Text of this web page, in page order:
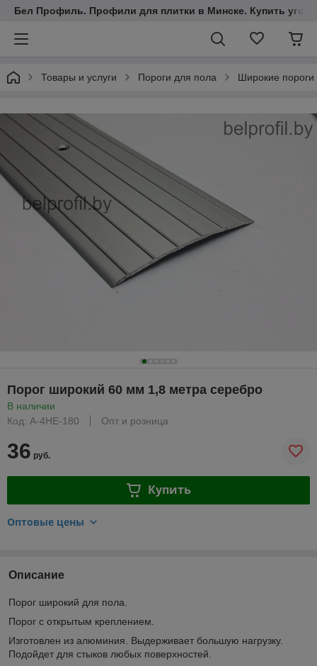
Бел Профиль. Профили для плитки в Минске. Купить
Товары и услуги Пороги для пола Широкие пороги
Порог широкий 60 мм 1,8 метра серебро
В наличии
Код: А-4НЕ-180
Опт и розница
36 руб.
Купить
Оптовые цены
Описание
Порог широкий для пола.
Порог с открытым креплением.
Изготовлен из алюминия. Выдерживает большую нагрузку.
Подойдет для стыков любых поверхностей.